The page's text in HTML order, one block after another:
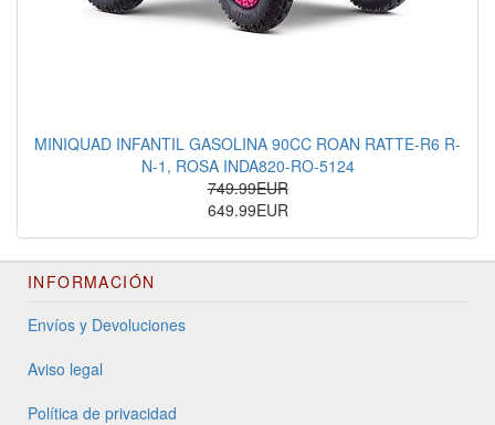
MINIQUAD INFANTIL GASOLINA 90CC ROAN RATTE-R6 R-
N-1, ROSA INDA820-RO-5124
749.99EUR
649.99EUR
INFORMACIÓN
Envíos y Devoluciones
Aviso legal
Política de privacidad